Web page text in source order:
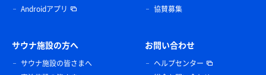
Androidアプリ
協賛募集
サウナ施設の方へ
サウナ施設の皆さまへ
お問い合わせ
ヘルプセンター